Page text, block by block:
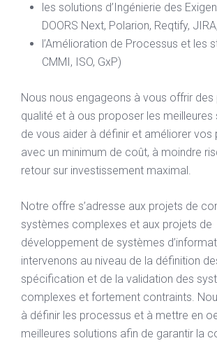
les solutions d’Ingénierie des
DOORS Next, Polarion, Reqtify,
l’Amélioration de Processus et les
CMMI, ISO, GxP)
Nous nous engageons à vous offrir
qualité et à ous proposer les meilleures
de vous aider à définir et améliorer vos
avec un minimum de coût, à moindre
retour sur investissement maximal.
Notre offre s’adresse aux projets de
systèmes complexes et aux projets de
développement de systèmes
intervenons au niveau de la définition
spécification et de la validation des
complexes et fortement contraints.
à définir les processus et à mettre en
meilleures solutions afin de garantir la